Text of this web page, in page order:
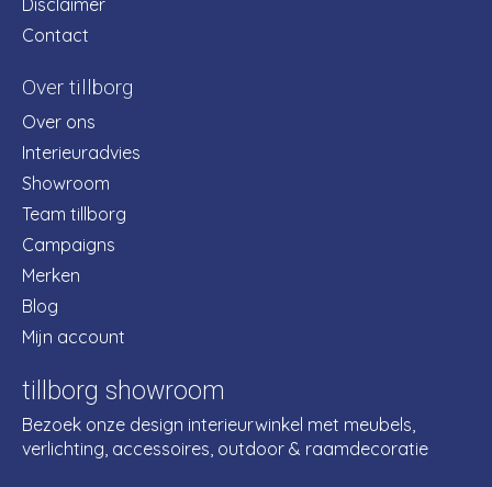
Disclaimer
Contact
Over tillborg
Over ons
Interieuradvies
Showroom
Team tillborg
Campaigns
Merken
Blog
Mijn account
tillborg showroom
Bezoek onze design interieurwinkel met meubels,
verlichting, accessoires, outdoor & raamdecoratie